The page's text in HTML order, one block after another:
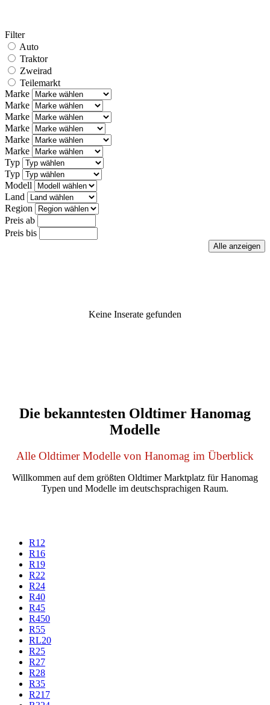
Filter
Auto
Traktor
Zweirad
Teilemarkt
Marke
Marke
Marke
Marke
Marke
Marke
Typ
Typ
Modell
Land
Region
Preis ab
Preis bis
Keine Inserate gefunden
Die bekanntesten Oldtimer Hanomag
Modelle
Alle Oldtimer Modelle von Hanomag im Überblick
Willkommen auf dem größten Oldtimer Marktplatz für Hanomag
Typen und Modelle im deutschsprachigen Raum.
R12
R16
R19
R22
R24
R40
R45
R450
R55
RL20
R25
R27
R28
R35
R217